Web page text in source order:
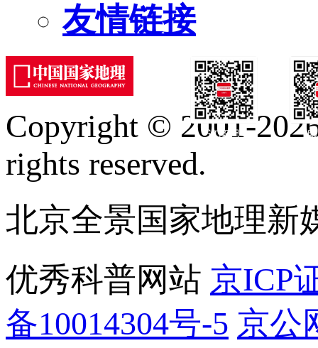
友情链接
订阅号
Copyright © 2001-
rights reserved.
北京全景国家地理新
优秀科普网站 京ICP
备10014304号-5 京公